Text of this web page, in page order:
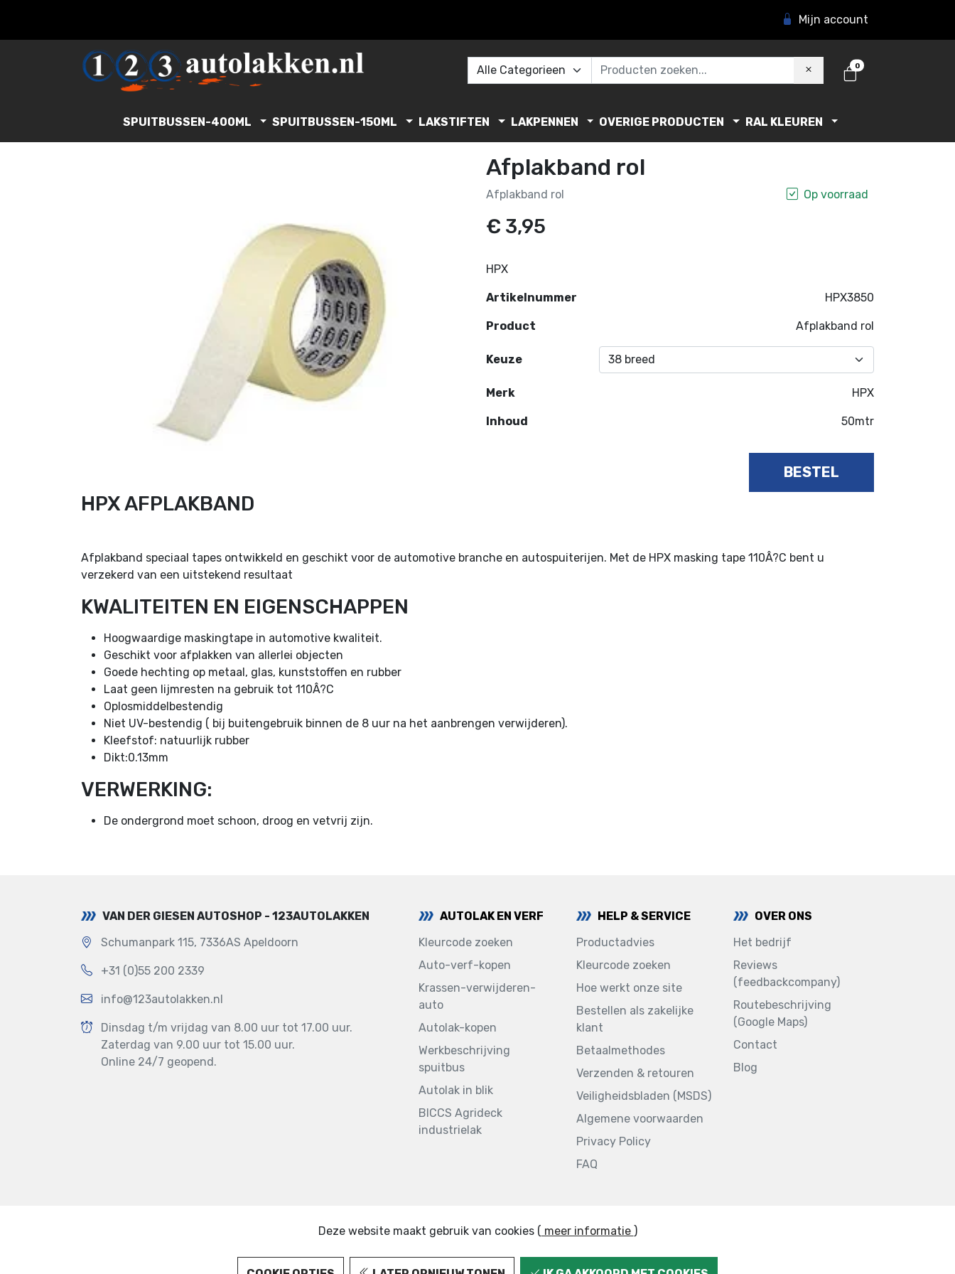
Mijn account
0
SPUITBUSSEN-400ML SPUITBUSSEN-150ML LAKSTIFTEN LAKPENNEN OVERIGE PRODUCTEN RAL KLEUREN
Afplakband rol
Afplakband rol Op voorraad
€ 3,95
HPX
Artikelnummer HPX3850
Product Afplakband rol
Keuze
Merk HPX
Inhoud 50mtr
BESTEL
HPX AFPLAKBAND
Afplakband speciaal tapes ontwikkeld en geschikt voor de automotive branche en autospuiterijen. Met de HPX masking tape 110Â?C bent u
verzekerd van een uitstekend resultaat
KWALITEITEN EN EIGENSCHAPPEN
Hoogwaardige maskingtape in automotive kwaliteit.
Geschikt voor afplakken van allerlei objecten
Goede hechting op metaal, glas, kunststoffen en rubber
Laat geen lijmresten na gebruik tot 110Â?C
Oplosmiddelbestendig
Niet UV-bestendig ( bij buitengebruik binnen de 8 uur na het aanbrengen verwijderen).
Kleefstof: natuurlijk rubber
Dikt:0.13mm
VERWERKING:
De ondergrond moet schoon, droog en vetvrij zijn.
VAN DER GIESEN AUTOSHOP - 123AUTOLAKKEN
Schumanpark 115, 7336AS Apeldoorn
+31 (0)55 200 2339
info@123autolakken.nl
Dinsdag t/m vrijdag van 8.00 uur tot 17.00 uur.
Zaterdag van 9.00 uur tot 15.00 uur.
Online 24/7 geopend.
AUTOLAK EN VERF
Kleurcode zoeken
Auto-verf-kopen
Krassen-verwijderen-
auto
Autolak-kopen
Werkbeschrijving
spuitbus
Autolak in blik
BICCS Agrideck
industrielak
HELP & SERVICE
Productadvies
Kleurcode zoeken
Hoe werkt onze site
Bestellen als zakelijke
klant
Betaalmethodes
Verzenden & retouren
Veiligheidsbladen (MSDS)
Algemene voorwaarden
Privacy Policy
FAQ
OVER ONS
Het bedrijf
Reviews
(feedbackcompany)
Routebeschrijving
(Google Maps)
Contact
Blog
Deze website maakt gebruik van cookies ( meer informatie )